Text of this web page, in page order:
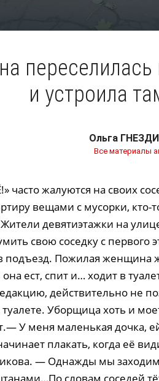
переселилась
и устроила
Ольга
Все материалы
часто жалуются на своих
вещами с мусорки, кто-
девятиэтажки на
свою соседку с первого
подъезд. Пожилая женщина
ест, спит и… ходит в
действительно не
Уборщица хоть и
У меня маленькая дочка,
плакать, когда её
— Однажды мы заходим
словам соседей